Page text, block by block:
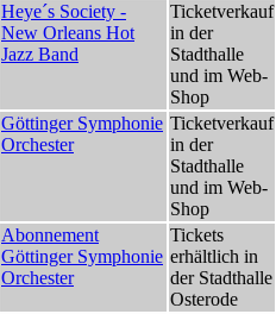
Heye´s Society -
New Orleans Hot
Jazz Band
Ticketverkauf
in der
Stadthalle
und im Web-
Shop
Göttinger Symphonie
Orchester
Ticketverkauf
in der
Stadthalle
und im Web-
Shop
Abonnement
Göttinger Symphonie
Orchester
Tickets
erhältlich in
der Stadthalle
Osterode